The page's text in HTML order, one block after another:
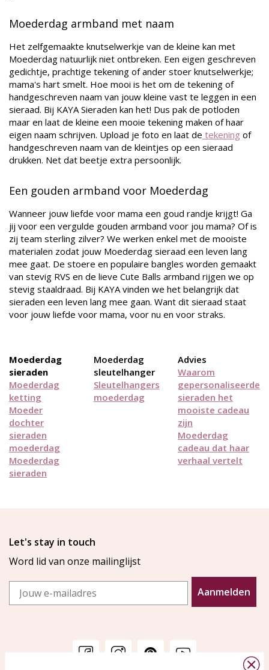
Moederdag armband met naam
Het zelfgemaakte knutselwerkje van de kleine kan met
Moederdag natuurlijk niet ontbreken. Een eigen geschreven
gedichtje, prachtige tekening of ander stoer knutselwerkje;
mama's hart smelt. Hoe mooi is het om de tekening of
handgeschreven naam van jouw kleine vast te leggen in een
sieraad. Bij KAYA Sieraden kan het! Dus pak de potloden
maar en laat de kleine een mooie tekening maken of haar
eigen naam schrijven. Upload je foto en laat de tekening of
handgeschreven naam van de kleintjes op een sieraad
drukken. Net dat beetje extra persoonlijk.
Een gouden armband voor Moederdag
Wanneer jouw liefde voor mama een goud randje krijgt! Ga
jij voor een vergulde gouden armband voor jou mama? Of is
zij team sterling zilver? We werken enkel met de mooiste
materialen zodat jouw Moederdag sieraad een leven lang
mee gaat. De stoere en populaire bangles worden gemaakt
van stevig RVS en de lieve Cute Balls armband rijgen we op
stevig staaldraad. Bij KAYA vinden we het belangrijk dat
sieraden een leven lang mee gaan. Want dit sieraad staat
voor jouw liefde voor mama, voor nu en voor straks.
Moederdag
sieraden
Moederdag
ketting
Moeder
dochter
sieraden
moederdag
Moederdag
sieraden
Moederdag
sleutelhanger
Sleutelhangers
moederdag
Advies
Waarom
gepersonaliseerde
sieraden het
mooiste cadeau
zijn
Moederdag
cadeau dat haar
verhaal vertelt
Let's stay in touch
Word lid van onze mailinglijst
Email
Aanmelden